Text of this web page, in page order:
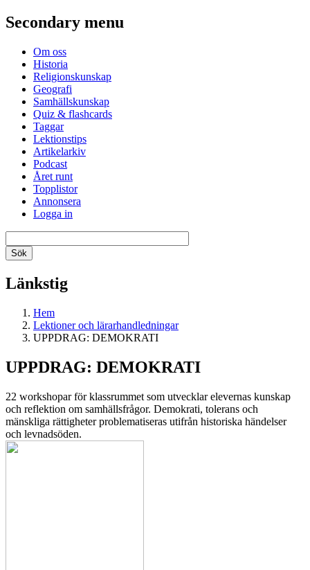
Secondary menu
Om oss
Historia
Religionskunskap
Geografi
Samhällskunskap
Quiz & flashcards
Taggar
Lektionstips
Artikelarkiv
Podcast
Året runt
Topplistor
Annonsera
Logga in
Länkstig
Hem
Lektioner och lärarhandledningar
UPPDRAG: DEMOKRATI
UPPDRAG: DEMOKRATI
22 workshopar för klassrummet som utvecklar elevernas kunskap
och reflektion om samhällsfrågor. Demokrati, tolerans och
mänskliga rättigheter problematiseras utifrån historiska händelser
och levnadsöden.